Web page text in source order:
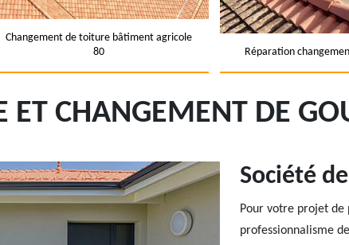
Changement de toiture bâtiment agricole
80
Réparation
ET CHANGEMENT DE
Société
Pour votre projet de
professionnalisme